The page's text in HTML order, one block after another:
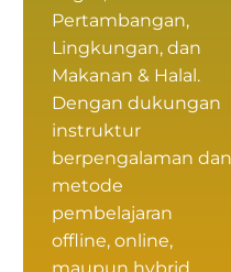
Pertambangan,
Lingkungan, dan
Makanan & Halal.
Dengan dukungan
instruktur
berpengalaman dan
metode
pembelajaran
offline, online,